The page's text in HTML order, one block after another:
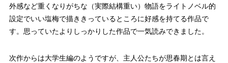
外感など重くなりがちな（実際結構重い）物語をライトノベル的
設定でいい塩梅で描ききっているところに好感を持てる作品で
す。思っていたよりしっかりした作品で一気読みできました。
次作からは大学生編のようですが、主人公たちが思春期とは言え